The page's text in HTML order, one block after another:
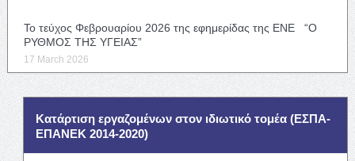
Το τεύχος Φεβρουαρίου 2026 της εφημερίδας της ΕΝΕ “Ο
ΡΥΘΜΟΣ ΤΗΣ ΥΓΕΙΑΣ”
17 March 2026
Κατάρτιση εργαζομένων στον ιδιωτικό τομέα (ΕΣΠΑ-
ΕΠΑΝΕΚ 2014-2020)